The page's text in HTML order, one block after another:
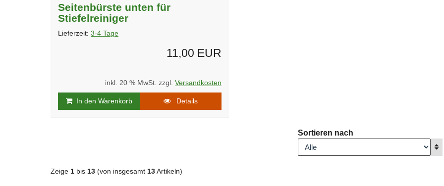
Seitenbürste unten für
Stiefelreiniger
Lieferzeit: 3-4 Tage
11,00 EUR
inkl. 20 % MwSt. zzgl. Versandkosten
In den Warenkorb Details
Sortieren nach
Zeige 1 bis 13 (von insgesamt 13 Artikeln)